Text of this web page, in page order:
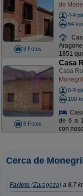
8 Fotos
de
4-9
64
1851
8 Fotos
Casa
Casa
6-9
100
de 6 a
con
Cerca de
Farlete (Zaragoza) a 8,7